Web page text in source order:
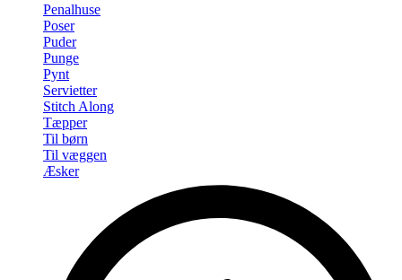
Penalhuse
Poser
Puder
Punge
Pynt
Servietter
Stitch Along
Tæpper
Til børn
Til væggen
Æsker